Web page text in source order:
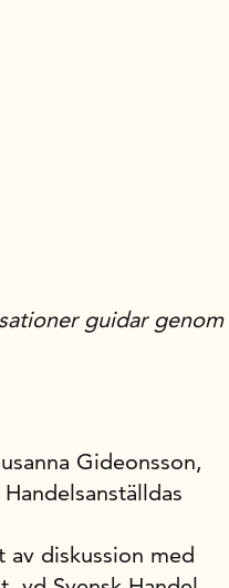
guidar genom
Gideonsson,
av diskussion med